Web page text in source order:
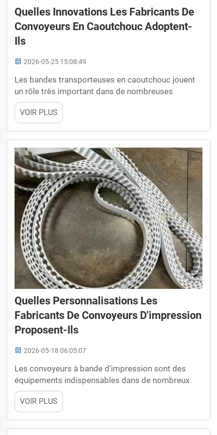
Quelles Innovations Les Fabricants De
Convoyeurs En Caoutchouc Adoptent-
Ils
2026-05-25 15:08:49
Les bandes transporteuses en caoutchouc jouent
un rôle très important dans de nombreuses
industries. Elles transportent de lourdes charges,
permettent des déplacements rapides et doivent
fonctionner longtemps sans se rompre ni s'user.
produire des bandes transporteuses encore plus
performantes grâce à l'innovation...
VOIR PLUS
Quelles Personnalisations Les
Fabricants De Convoyeurs D'impression
Proposent-Ils
2026-05-18 06:05:07
Les convoyeurs à bande d'impression sont des
équipements indispensables dans de nombreux
secteurs. Lors de l'impression ou de l'emballage, ils
permettent de déplacer les produits. Toutefois,
toutes les installations ne nécessitent pas le même
VOIR PLUS